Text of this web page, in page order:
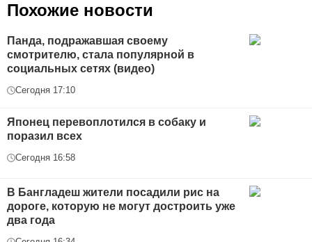
Похожие новости
Панда, подражавшая своему
смотрителю, стала популярной в
социальных сетях (видео)
Сегодня 17:10
Японец перевоплотился в собаку и
поразил всех
Сегодня 16:58
В Бангладеш жители посадили рис на
дороге, которую не могут достроить уже
два года